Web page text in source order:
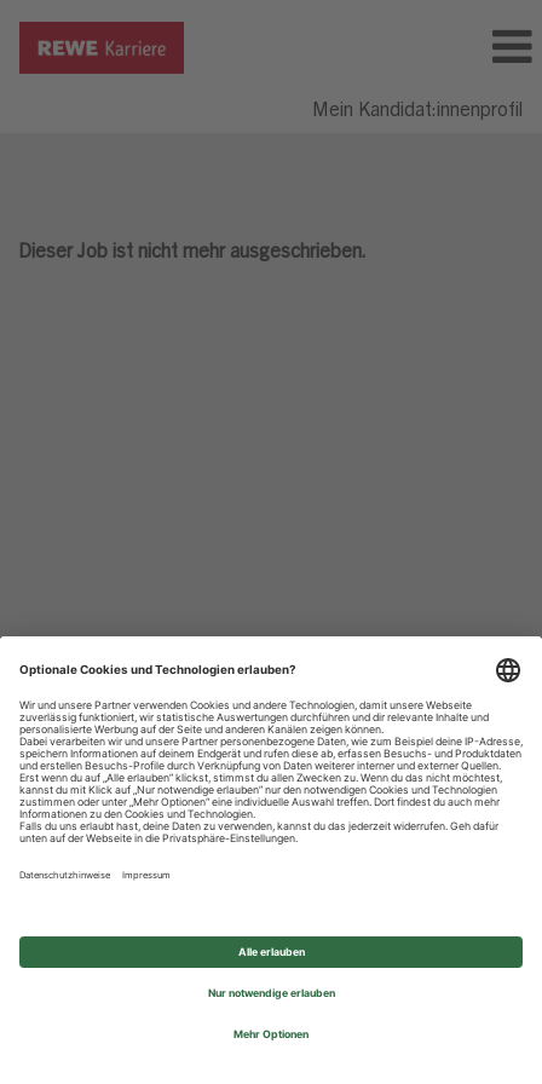
Mein Kandidat:innenprofil
Dieser Job ist nicht mehr ausgeschrieben.
Datenschutzhinweise
Impressum
Privatsphäre-Einstellungen
© 2026 REWE Group - All rights reserved